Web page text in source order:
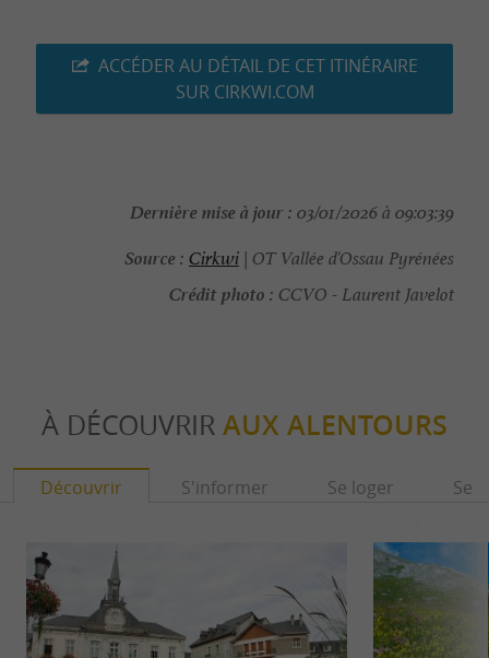
ACCÉDER AU DÉTAIL DE CET ITINÉRAIRE
SUR CIRKWI.COM
Dernière mise à jour : 03/01/2026 à 09:03:39
Source : Cirkwi | OT Vallée d'Ossau Pyrénées
Crédit photo : CCVO - Laurent Javelot
À DÉCOUVRIR AUX ALENTOURS
Découvrir S'informer Se loger Se